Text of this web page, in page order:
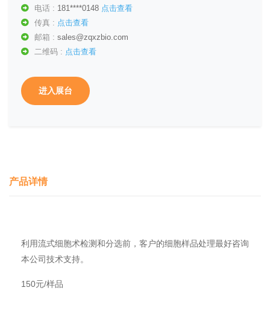
电话 : 181****0148 点击查看
传真 : 点击查看
邮箱 : sales@zqxzbio.com
二维码 : 点击查看
进入展台
产品详情
利用流式细胞术检测和分选前，客户的细胞样品处理最好咨询
本公司技术支持。
150元/样品